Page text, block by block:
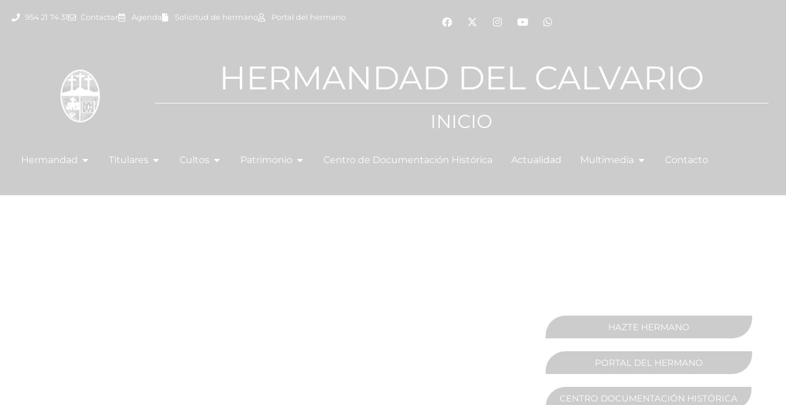
954 21 74 31 Contactar Agenda Solicitud de hermano Portal del hermano
HERMANDAD DEL CALVARIO
INICIO
Hermandad Titulares Cultos Patrimonio Centro de Documentación Histórica Actualidad Multimedia Contacto
HAZTE HERMANO
PORTAL DEL HERMANO
CENTRO DOCUMENTACIÓN HISTÓRICA